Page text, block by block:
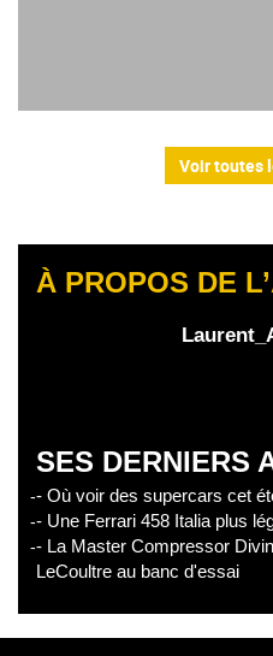
Voir toutes
À PROPOS DE
SES DERNIERS
- Où voir des supercars cet
- Une Ferrari 458 Italia plus
- La Master Compressor
LeCoultre au banc d'essai